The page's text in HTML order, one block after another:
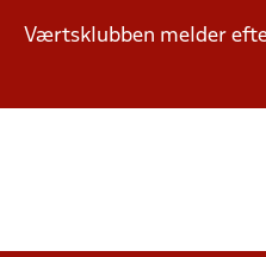
Værtsklubben melder